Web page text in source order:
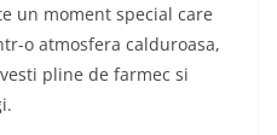
un moment special care
o atmosfera calduroasa,
pline de farmec si